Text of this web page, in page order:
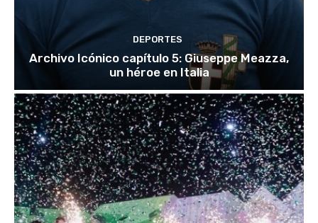
DEPORTES
Archivo Icónico capítulo 5: Giuseppe Meazza,
un héroe en Italia